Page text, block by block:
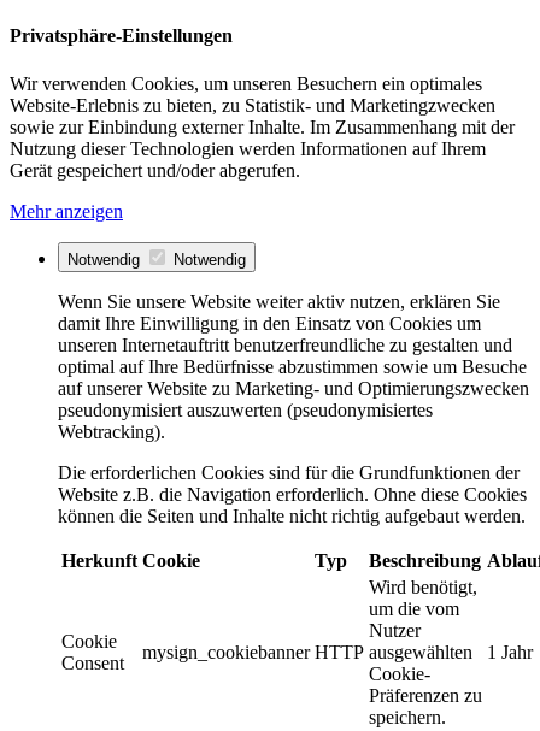
Privatsphäre-Einstellungen
Wir verwenden Cookies, um unseren Besuchern ein optimales
Website-Erlebnis zu bieten, zu Statistik- und Marketingzwecken
sowie zur Einbindung externer Inhalte. Im Zusammenhang mit der
Nutzung dieser Technologien werden Informationen auf Ihrem
Gerät gespeichert und/oder abgerufen.
Mehr anzeigen
Notwendig Notwendig
Wenn Sie unsere Website weiter aktiv nutzen, erklären Sie
damit Ihre Einwilligung in den Einsatz von Cookies um
unseren Internetauftritt benutzerfreundliche zu gestalten und
optimal auf Ihre Bedürfnisse abzustimmen sowie um Besuche
auf unserer Website zu Marketing- und Optimierungszwecken
pseudonymisiert auszuwerten (pseudonymisiertes
Webtracking).
Die erforderlichen Cookies sind für die Grundfunktionen der
Website z.B. die Navigation erforderlich. Ohne diese Cookies
können die Seiten und Inhalte nicht richtig aufgebaut werden.
Herkunft Cookie Typ Beschreibung
Cookie
Consent
mysign_cookiebanner HTTP
Wird benötigt,
um die vom
Nutzer
ausgewählten
Cookie-
Präferenzen zu
speichern.
1 Jahr